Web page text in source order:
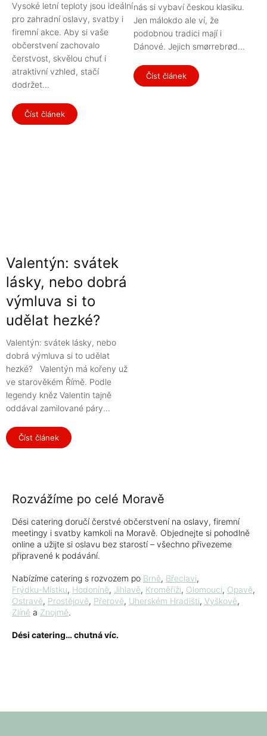
Vysoké letní teploty jsou ideální
pro zahradní oslavy, svatby i
firemní akce. Aby si vaše
občerstvení zachovalo
čerstvost, skvělou chuť i
atraktivní vzhled, stačí
dodržet...
Číst článek
nás si vybaví českou klasiku.
Jen málokdo ale ví, že
podobnou tradici mají i
Dánové. Jejich smørrebrød...
Číst článek
Valentýn: svátek
lásky, nebo dobrá
výmluva si to
udělat hezké?
Valentýn: svátek lásky, nebo
dobrá výmluva si to udělat
hezké? Valentýn má kořeny už
ve starověkém Římě. Podle
legendy kněz Valentin tajně
oddával zamilované páry...
Číst článek
Rozvážíme po celé Moravě
Dési catering doručí čerstvé občerstvení na oslavy, firemní
meetingy i svatby kamkoli na Moravě. Objednejte si pohodlně
online a užijte si oslavu bez starostí – všechno přivezeme
připravené k podávání.
Nabízíme catering s rozvozem po Brně, Břeclavi,
Frýdku-Místku, Hodoníně, Jihlavě, Kroměříži, Olomouci, Opavě,
Ostravě, Prostějově, Přerově, Uherském Hradišti, Vyškově,
Zlíně a Znojmě.
Dési catering… chutná víc.